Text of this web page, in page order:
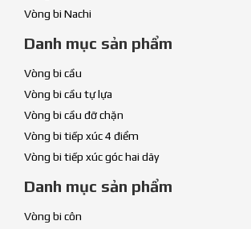
Vòng bi Nachi
Danh mục sản phẩm
Vòng bi cầu
Vòng bi cầu tự lựa
Vòng bi cầu đỡ chặn
Vòng bi tiếp xúc 4 điểm
Vòng bi tiếp xúc góc hai dãy
Danh mục sản phẩm
Vòng bi côn